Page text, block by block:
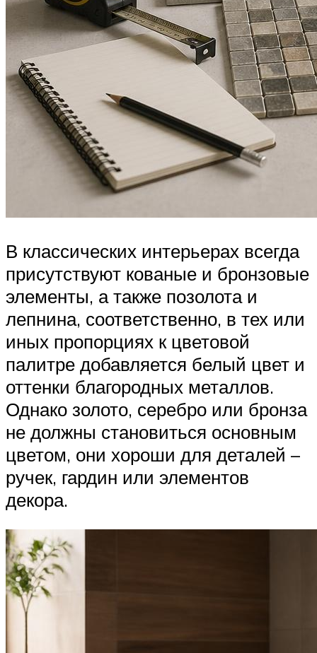
В классических интерьерах всегда
присутствуют кованые и бронзовые
элементы, а также позолота и
лепнина, соответственно, в тех или
иных пропорциях к цветовой
палитре добавляется белый цвет и
оттенки благородных металлов.
Однако золото, серебро или бронза
не должны становиться основным
цветом, они хороши для деталей –
ручек, гардин или элементов
декора.